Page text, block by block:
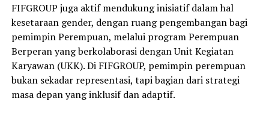
FIFGROUP juga aktif mendukung inisiatif dalam hal
kesetaraan gender, dengan ruang pengembangan bagi
pemimpin Perempuan, melalui program Perempuan
Berperan yang berkolaborasi dengan Unit Kegiatan
Karyawan (UKK). Di FIFGROUP, pemimpin perempuan
bukan sekadar representasi, tapi bagian dari strategi
masa depan yang inklusif dan adaptif.